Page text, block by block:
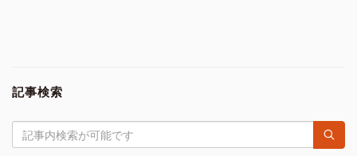
記事検索